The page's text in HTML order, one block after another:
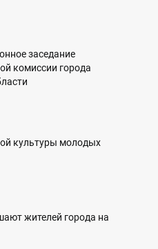
заседание
комиссии города
культуры молодых
жителей города на